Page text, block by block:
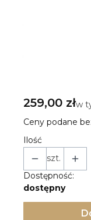
Cena
259,00 złw
w
Ceny podane
Ilość
szt.
Dostępność:
dostępny